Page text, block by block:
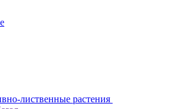
лиственные растения